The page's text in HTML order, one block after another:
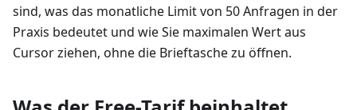
sind, was das monatliche Limit von 50 Anfragen in der
Praxis bedeutet und wie Sie maximalen Wert aus
Cursor ziehen, ohne die Brieftasche zu öffnen.